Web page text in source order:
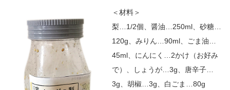
＜材料＞
梨…1/2個、醤油…250ml、砂糖…
120g、みりん…90ml、ごま油…
45ml、にんにく…2かけ（お好み
で）、しょうが…3g、唐辛子…
3g、胡椒…3g、白ごま…80g